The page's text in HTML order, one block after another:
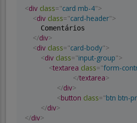
<div class="card mb-4">
<div class="card-header">
    Comentários
</div>
<div class="card-body">
<div class="input-group">
<textarea class="form-
</textarea>
</div>
<button class="btn btn-
</div>
</div>